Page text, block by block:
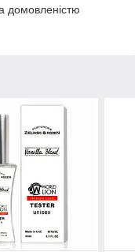
домовленістю